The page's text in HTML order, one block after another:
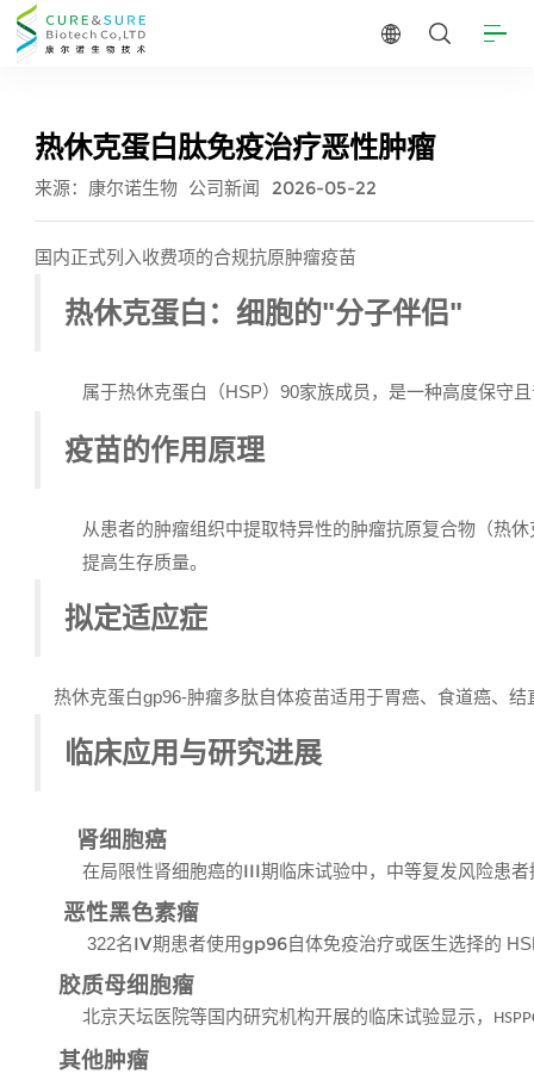
热休克蛋白肽免疫治疗恶性肿瘤
来源：康尔诺生物 公司新闻 2026-05-22
国内正式列入收费项的合规抗原肿瘤疫苗
热休克蛋白：细胞的"分子伴侣"
属于热休克蛋白 （HSP）90家族成员 ，是一种高度保守
疫苗的作用原理
从患者的肿瘤组织中提取特异性的肿瘤抗原复合物（热休
提高生存质量。
拟定适应症
热休克蛋白gp96-肿瘤多肽自体疫苗适用于胃癌、食道癌、
临床应用与研究进展
肾细胞癌
在局限性肾细胞癌的III期临床试验中，中等复发风险患者
恶性黑色素瘤
322名IV期患者使用gp96自体免疫治疗或医生选择的
胶质母细胞瘤
北京天坛医院等国内研究机构开展的 临床试验显示，
其他肿瘤